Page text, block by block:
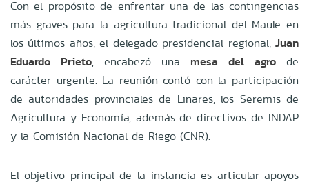
Con el propósito de enfrentar una de las contingencias
más graves para la agricultura tradicional del Maule en
los últimos años, el delegado presidencial regional, Juan
Eduardo Prieto, encabezó una mesa del agro de
carácter urgente. La reunión contó con la participación
de autoridades provinciales de Linares, los Seremis de
Agricultura y Economía, además de directivos de INDAP
y la Comisión Nacional de Riego (CNR).
El objetivo principal de la instancia es articular apoyos